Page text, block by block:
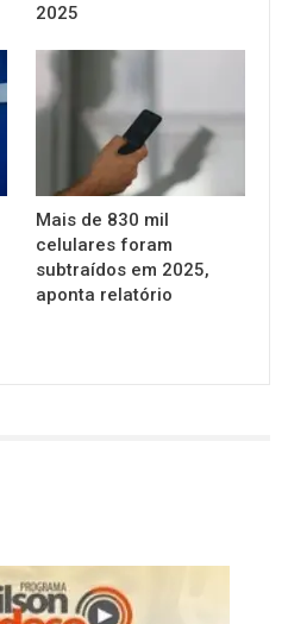
2025
Mais de 830 mil
celulares foram
subtraídos em 2025,
aponta relatório